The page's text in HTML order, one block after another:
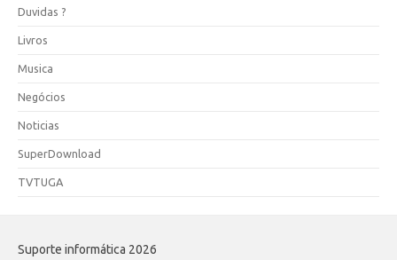
Duvidas ?
Livros
Musica
Negócios
Noticias
SuperDownload
TVTUGA
Suporte informática 2026